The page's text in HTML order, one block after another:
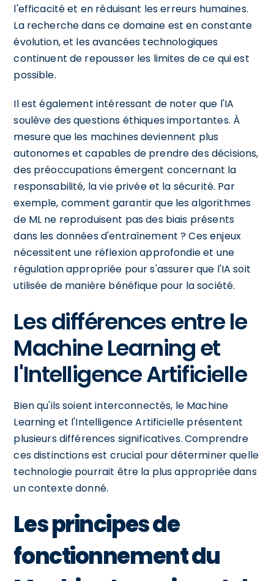
l'efficacité et en réduisant les erreurs humaines.
La recherche dans ce domaine est en constante
évolution, et les avancées technologiques
continuent de repousser les limites de ce qui est
possible.
Il est également intéressant de noter que l'IA
soulève des questions éthiques importantes. À
mesure que les machines deviennent plus
autonomes et capables de prendre des décisions,
des préoccupations émergent concernant la
responsabilité, la vie privée et la sécurité. Par
exemple, comment garantir que les algorithmes
de ML ne reproduisent pas des biais présents
dans les données d'entraînement ? Ces enjeux
nécessitent une réflexion approfondie et une
régulation appropriée pour s'assurer que l'IA soit
utilisée de manière bénéfique pour la société.
Les différences entre le
Machine Learning et
l'Intelligence Artificielle
Bien qu'ils soient interconnectés, le Machine
Learning et l'Intelligence Artificielle présentent
plusieurs différences significatives. Comprendre
ces distinctions est crucial pour déterminer quelle
technologie pourrait être la plus appropriée dans
un contexte donné.
Les principes de
fonctionnement du